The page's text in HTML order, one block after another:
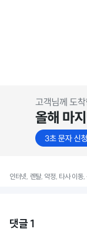
인터넷, 렌탈, 약정, 타사 이동
댓글 1